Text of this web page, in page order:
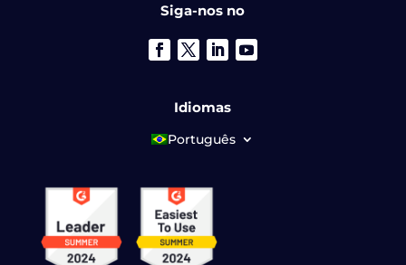
Siga-nos no
Idiomas
Português